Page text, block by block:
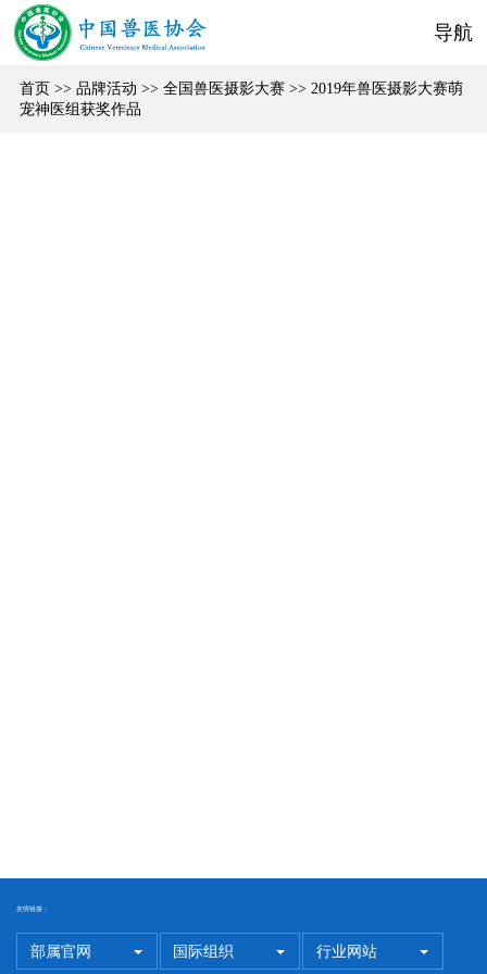
导航
首页>> 品牌活动 >> 全国兽医摄影大赛>> 2019年兽医摄影大赛萌
宠神医组获奖作品
友情链接：
部属官网 国际组织 行业网站